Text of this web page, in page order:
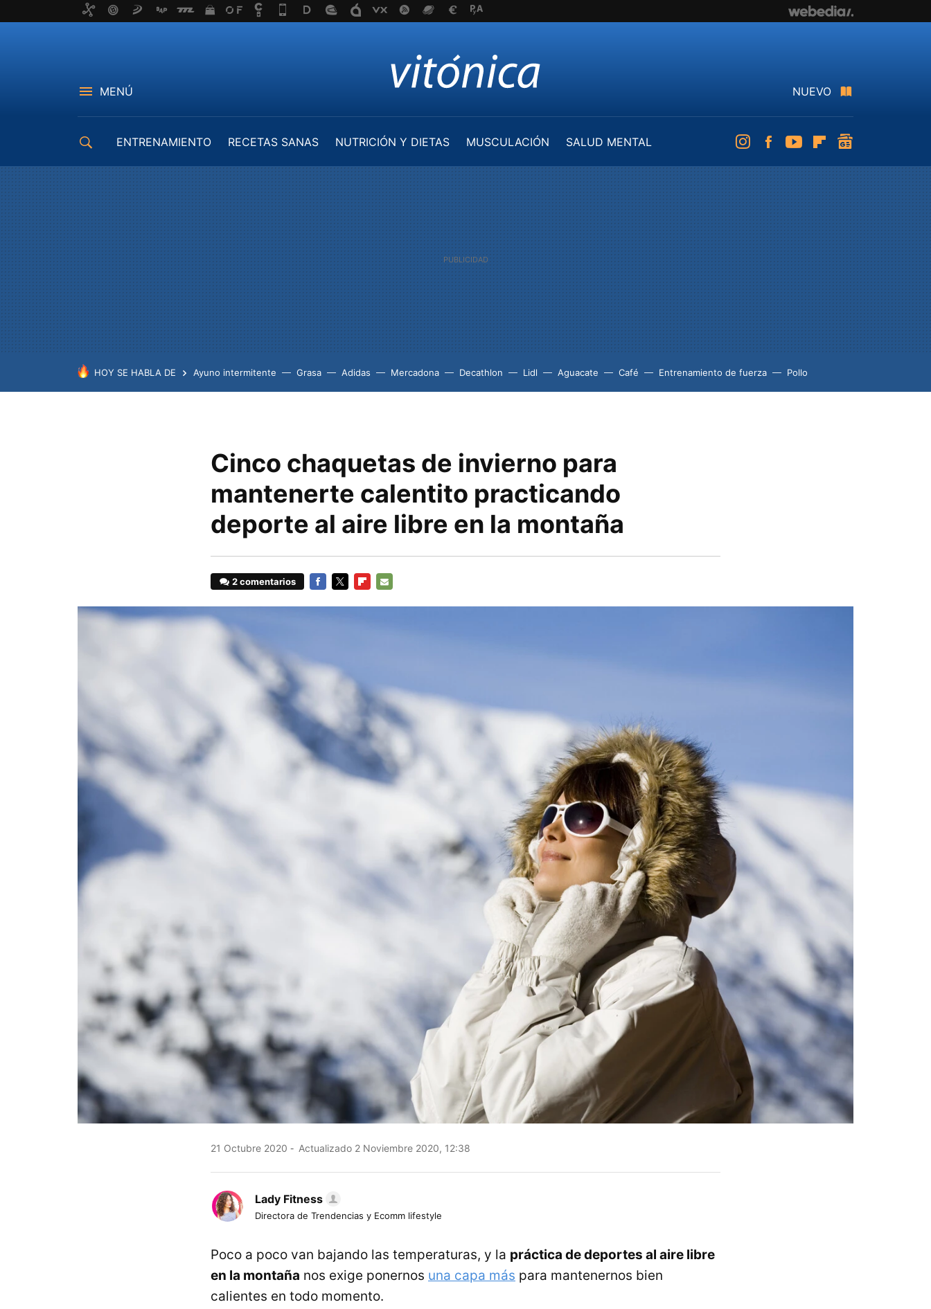
MENÚ NUEVO
ENTRENAMIENTO RECETAS SANAS NUTRICIÓN Y DIETAS MUSCULACIÓN
SALUD MENTAL
InstagramFacebookYoutubeFlipboard
HOY SE HABLA DE Ayuno intermitente Grasa Adidas Mercadona Decathlon Lidl Aguacate Café Entrenamiento de fuerza Pollo
Cinco chaquetas de invierno para
mantenerte calentito practicando
deporte al aire libre en la montaña
2 comentarios
21 Octubre 2020 Actualizado 2 Noviembre 2020, 12:38
Lady Fitness
Directora de Trendencias y Ecomm lifestyle
Poco a poco van bajando las temperaturas, y la práctica de deportes al aire libre
en la montaña nos exige ponernos una capa más para mantenernos bien
calientes en todo momento.